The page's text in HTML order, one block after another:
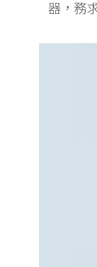
器，務